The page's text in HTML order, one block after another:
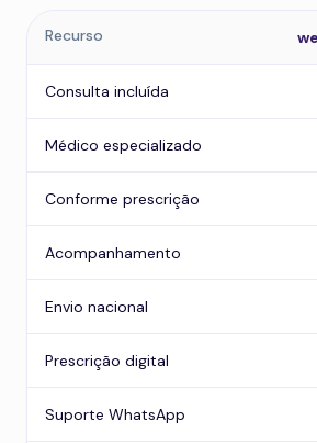
Recurso
Consulta incluída
Médico especializado
Conforme prescrição
Acompanhamento
Envio nacional
Prescrição digital
Suporte WhatsApp